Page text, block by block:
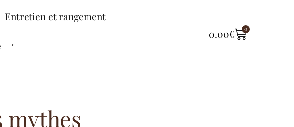
Entretien et rangement
0.00€ 0
mythes